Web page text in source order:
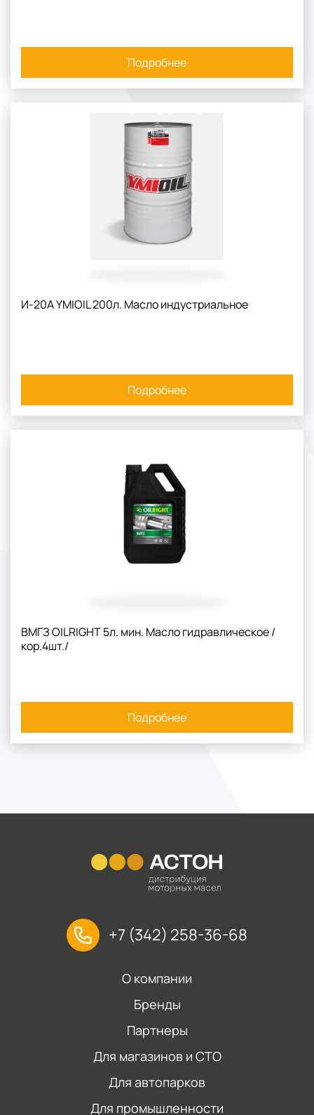
Подробнее
И-20А YMIOIL 200л. Масло индустриальное
Подробнее
ВМГЗ OILRIGHT 5л. мин. Масло гидравлическое /
кор.4шт./
Подробнее
+7 (342) 258-36-68
О компании
Бренды
Партнеры
Для магазинов и СТО
Для автопарков
Для промышленности